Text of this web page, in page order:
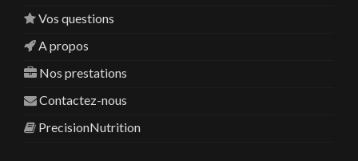
Vos questions
A propos
Nos prestations
Contactez-nous
PrecisionNutrition